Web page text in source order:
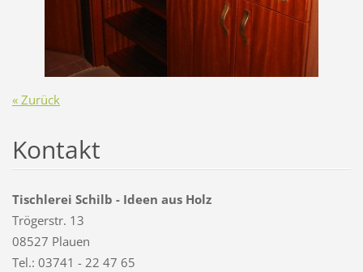
« Zurück
Kontakt
Tischlerei Schilb - Ideen aus Holz
Trögerstr. 13
08527 Plauen
Tel.: 03741 - 22 47 65